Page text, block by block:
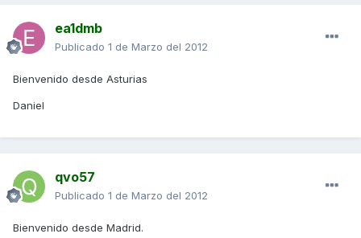
ea1dmb
Publicado 1 de Marzo del 2012
Bienvenido desde Asturias
Daniel
qvo57
Publicado 1 de Marzo del 2012
Bienvenido desde Madrid.